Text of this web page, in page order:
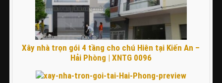
Xây nhà trọn gói 4 tầng cho chú Hiên tại Kiến An –
Hải Phòng | XNTG 0096